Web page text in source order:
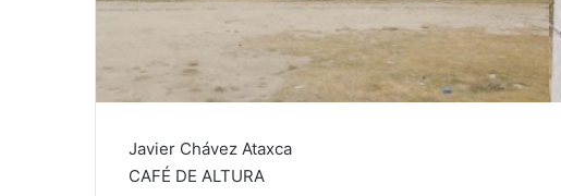
Javier Chávez Ataxca
CAFÉ DE ALTURA